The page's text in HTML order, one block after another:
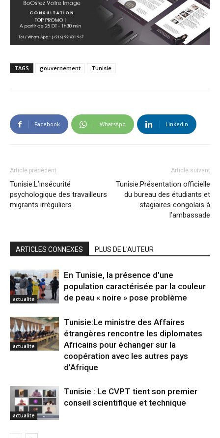
TAGS gouvernement Tunisie
Facebook WhatsApp Linkedin
Article précédent
Tunisie:L’insécurité
psychologique des travailleurs
migrants irréguliers
Article suivant
Tunisie:Présentation officielle
du bureau des étudiants et
stagiaires congolais à
l’ambassade
ARTICLES CONNEXES PLUS DE L'AUTEUR
actualite
En Tunisie, la présence d’une
population caractérisée par la couleur
de peau « noire » pose problème
actualite
Tunisie:Le ministre des Affaires
étrangères rencontre les diplomates
Africains pour échanger sur la
coopération avec les autres pays
d’Afrique
actualite
Tunisie : Le CVPT tient son premier
conseil scientifique et technique